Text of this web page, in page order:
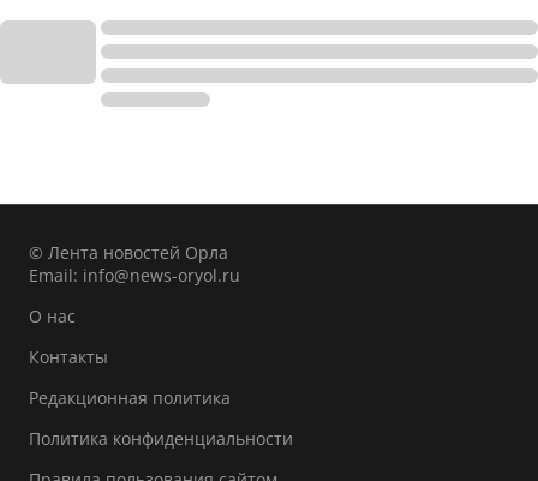
© Лента новостей Орла
Email: info@news-oryol.ru
О нас
Контакты
Редакционная политика
Политика конфиденциальности